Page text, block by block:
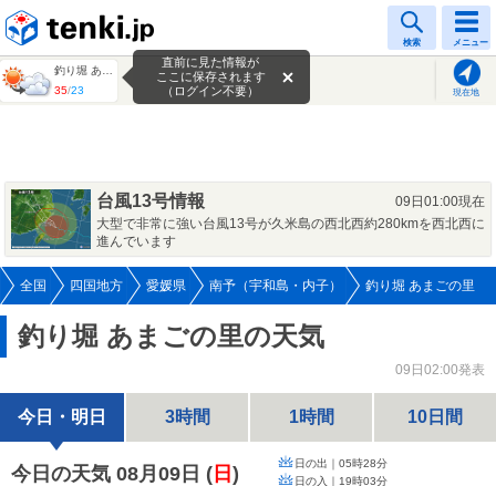
検索 メニュー
35/23 現在地
直前に見た情報が
ここに保存されます
（ログイン不要）
台風13号情報
09日01:00現在
大型で非常に強い台風13号が久米島の西北西約280kmを西北西に
進んでいます
全国 四国地方 愛媛県 南予（宇和島・内子） 釣り堀 あまごの里
釣り堀 あまごの里の天気
09日02:00発表
今日・明日 3時間 1時間 10日間
今日の天気 08月09日 ( 日 ) 日の出｜ 05時28分
日の入｜ 19時03分